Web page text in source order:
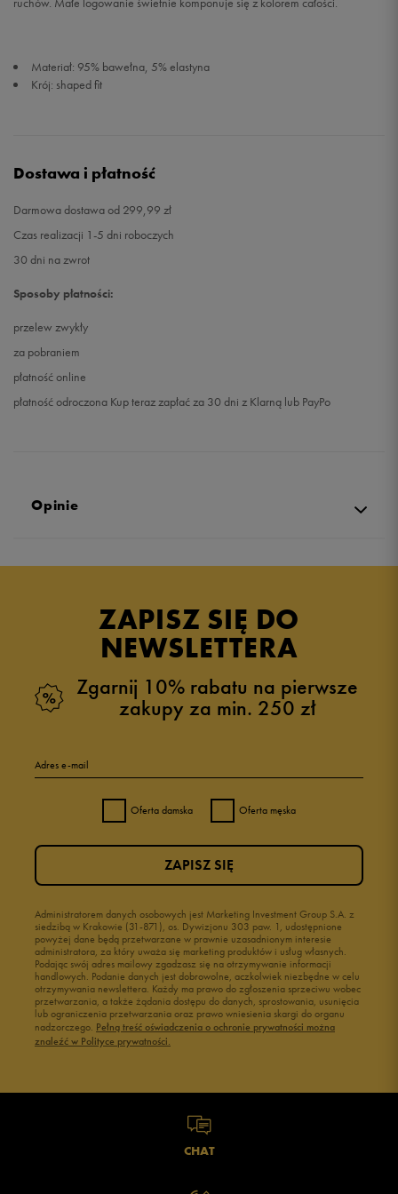
Materiał: 95% bawełna, 5% elastyna
Krój: shaped fit
Dostawa i płatność
Darmowa dostawa od 299,99 zł
Czas realizacji 1-5 dni roboczych
30 dni na zwrot
Sposoby płatności:
przelew zwykły
za pobraniem
płatność online
płatność odroczona Kup teraz zapłać za 30 dni z Klarną lub PayPo
Opinie
ZAPISZ SIĘ DO
NEWSLETTERA
Zgarnij 10% rabatu na pierwsze
zakupy za min. 250 zł
Adres e-mail
Oferta damska Oferta męska
Administratorem danych osobowych jest Marketing Investment Group S.A. z
siedzibą w Krakowie (31-871), os. Dywizjonu 303 paw. 1, udostępnione
powyżej dane będą przetwarzane w prawnie uzasadnionym interesie
administratora, za który uważa się marketing produktów i usług własnych.
Podając swój adres mailowy zgadzasz się na otrzymywanie informacji
handlowych. Podanie danych jest dobrowolne, aczkolwiek niezbędne w celu
otrzymywania newslettera. Każdy ma prawo do zgłoszenia sprzeciwu wobec
przetwarzania, a także żądania dostępu do danych, sprostowania, usunięcia
lub ograniczenia przetwarzania oraz prawo wniesienia skargi do organu
nadzorczego. Pełną treść oświadczenia o ochronie prywatności można
znaleźć w Polityce prywatności.
ZAPISZ SIĘ
CHAT